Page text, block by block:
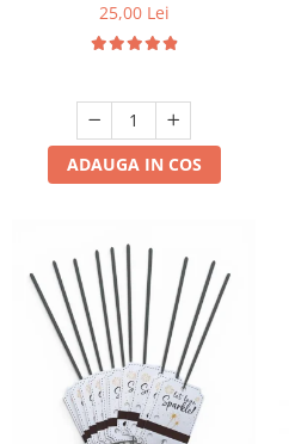
25,00 Lei
ADAUGA IN COS